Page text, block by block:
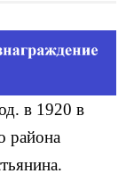
в 1920 в
района